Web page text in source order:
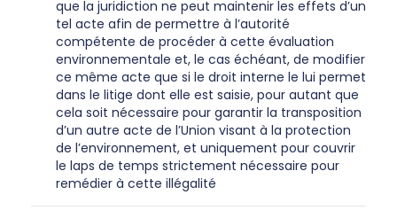
que la juridiction ne peut maintenir les effets d’un
tel acte afin de permettre à l’autorité
compétente de procéder à cette évaluation
environnementale et, le cas échéant, de modifier
ce même acte que si le droit interne le lui permet
dans le litige dont elle est saisie, pour autant que
cela soit nécessaire pour garantir la transposition
d’un autre acte de l’Union visant à la protection
de l’environnement, et uniquement pour couvrir
le laps de temps strictement nécessaire pour
remédier à cette illégalité